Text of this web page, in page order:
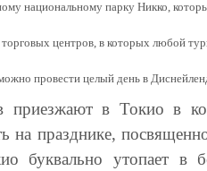
национальному парку Никко,
центров, в которых любой
провести целый день в
приезжают в Токио в
на празднике,
буквально утопает в